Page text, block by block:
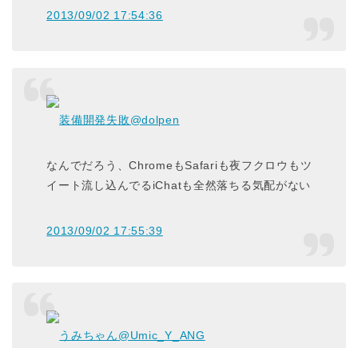
2013/09/02 17:54:36
装備開発失敗@dolpen
なんでだろう、ChromeもSafariも夜フクロウもツ
イート流し込んでるiChatも全然落ちる気配がない
2013/09/02 17:55:39
うみちゃん@Umic_Y_ANG